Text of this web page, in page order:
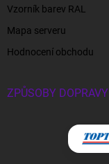
Vzorník barev RAL
Mapa serveru
Hodnocení obchodu
ZPŮSOBY DOPRAVY